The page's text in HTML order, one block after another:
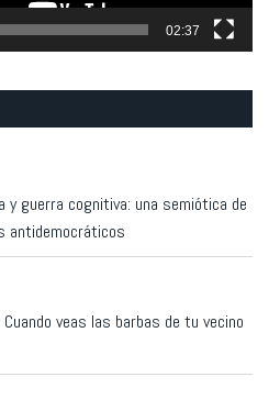
02:37
y guerra cognitiva: una semiótica de
antidemocráticos
Cuando veas las barbas de tu vecino